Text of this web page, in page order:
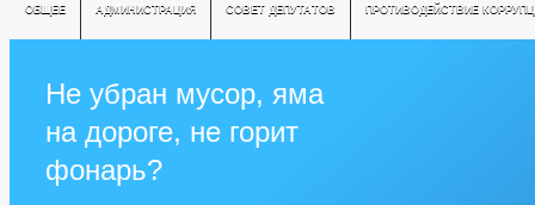
ОБЩЕЕ АДМИНИСТРАЦИЯ СОВЕТ ДЕПУТАТОВ ПРОТИВОДЕЙСТВИЕ
Не убран мусор, яма
на дороге, не горит
фонарь?